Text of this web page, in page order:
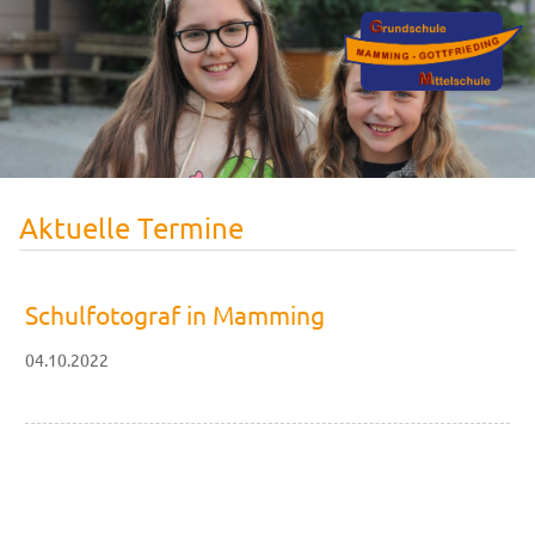
Aktuelle Termine
Schulfotograf in Mamming
04.10.2022